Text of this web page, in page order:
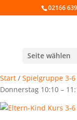
02166
Seite wählen
Start / Spielgruppe 3-
Donnerstag 10:10 –